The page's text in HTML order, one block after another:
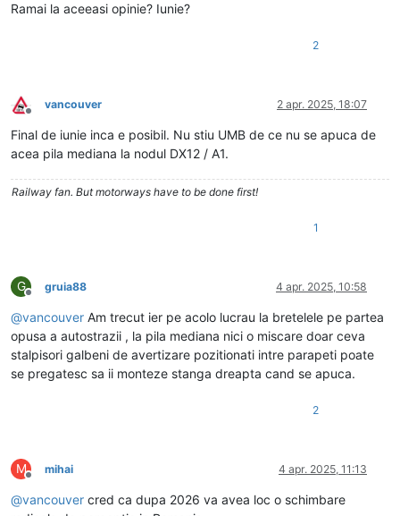
Ramai la aceeasi opinie? Iunie?
2
Deconectat
vancouver 2 apr. 2025, 18:07
Final de iunie inca e posibil. Nu stiu UMB de ce nu se apuca de
acea pila mediana la nodul DX12 / A1.
Railway fan. But motorways have to be done first!
1
G
Deconectat
gruia88 4 apr. 2025, 10:58
@vancouver Am trecut ier pe acolo lucrau la bretelele pe partea
opusa a autostrazii , la pila mediana nici o miscare doar ceva
stalpisori galbeni de avertizare pozitionati intre parapeti poate
se pregatesc sa ii monteze stanga dreapta cand se apuca.
2
M
Deconectat
mihai 4 apr. 2025, 11:13
@vancouver cred ca dupa 2026 va avea loc o schimbare